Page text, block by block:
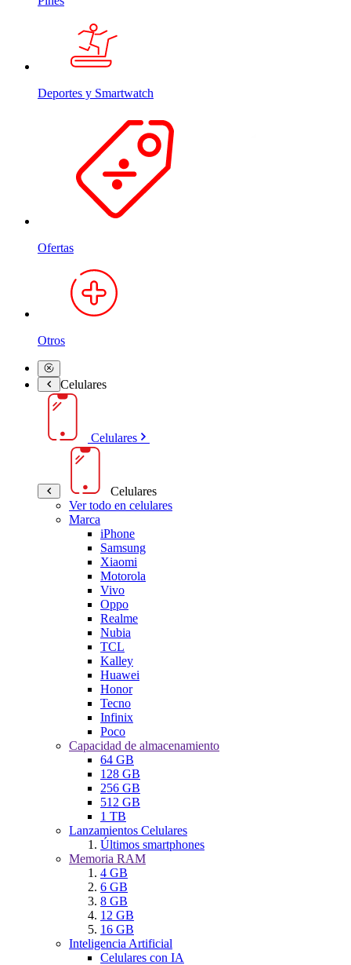
Deportes y Smartwatch
Ofertas
Otros
Celulares
Celulares
Celulares
Ver todo en celulares
Marca
iPhone
Samsung
Xiaomi
Motorola
Vivo
Oppo
Realme
Nubia
TCL
Kalley
Huawei
Honor
Tecno
Infinix
Poco
Capacidad de almacenamiento
64 GB
128 GB
256 GB
512 GB
1 TB
Lanzamientos Celulares
Últimos smartphones
Memoria RAM
4 GB
6 GB
8 GB
12 GB
16 GB
Inteligencia Artificial
Celulares con IA